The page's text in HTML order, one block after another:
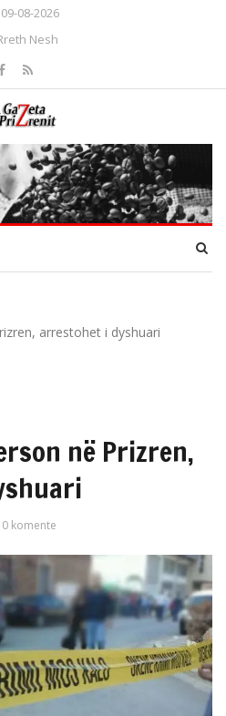
09-08-2026
Nesh
arrestohet i dyshuari
në Prizren,
0 komente